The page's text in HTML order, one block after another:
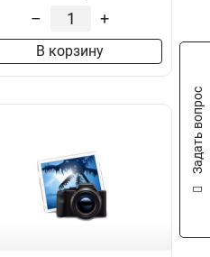
– +
В корзину
Задать вопрос